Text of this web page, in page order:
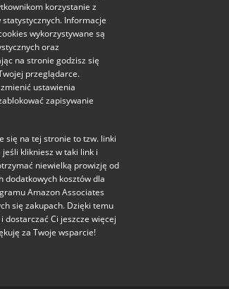
korzystanie z
Informacje
wykorzystywane są
oraz
na stronie godzisz się
przeglądarce.
ustawienia
zapisywanie
się na tej stronie to tzw. linki
klikniesz w taki link i
niewielką prowizję od
dodatkowych kosztów dla
Amazon Associates
się zakupach. Dzięki temu
dostarczać Ci jeszcze więcej
za Twoje wsparcie!